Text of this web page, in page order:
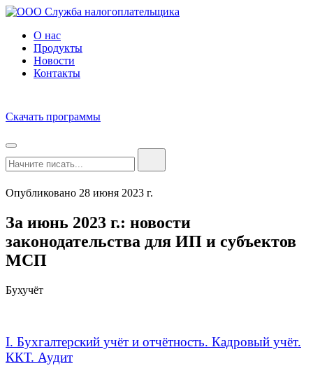
О нас
Продукты
Новости
Контакты
Скачать программы
Опубликовано 28 июня 2023 г.
За июнь 2023 г.: новости
законодательства для ИП и субъектов
МСП
Бухучёт
I. Бухгалтерский учёт и отчётность. Кадровый учёт.
ККТ. Аудит